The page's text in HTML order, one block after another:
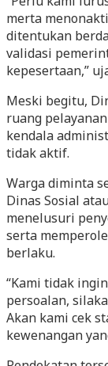
merta
ditentukan
validasi
kepesertaan,”
Meski begitu,
ruang
kendala
tidak aktif.
Warga diminta
Dinas Sosial
menelusuri
serta
berlaku.
“Kami tidak
persoalan,
Akan kami cek
kewenangan